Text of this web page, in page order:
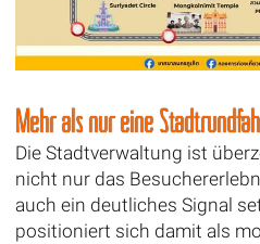
Mehr als nur eine
Die Stadtverwaltung ist
nicht nur das
auch ein deutliches Signal
positioniert sich damit als